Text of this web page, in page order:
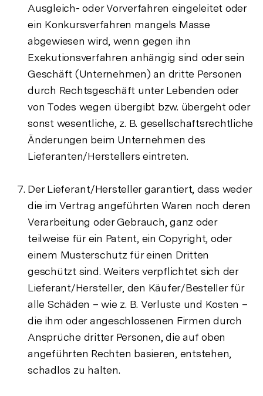
Ausgleich- oder Vorverfahren eingeleitet oder
ein Konkursverfahren mangels Masse
abgewiesen wird, wenn gegen ihn
Exekutionsverfahren anhängig sind oder sein
Geschäft (Unternehmen) an dritte Personen
durch Rechtsgeschäft unter Lebenden oder
von Todes wegen übergibt bzw. übergeht oder
sonst wesentliche, z. B. gesellschaftsrechtliche
Änderungen beim Unternehmen des
Lieferanten/Herstellers eintreten.
Der Lieferant/Hersteller garantiert, dass weder
die im Vertrag angeführten Waren noch deren
Verarbeitung oder Gebrauch, ganz oder
teilweise für ein Patent, ein Copyright, oder
einem Musterschutz für einen Dritten
geschützt sind. Weiters verpflichtet sich der
Lieferant/Hersteller, den Käufer/Besteller für
alle Schäden – wie z. B. Verluste und Kosten –
die ihm oder angeschlossenen Firmen durch
Ansprüche dritter Personen, die auf oben
angeführten Rechten basieren, entstehen,
schadlos zu halten.